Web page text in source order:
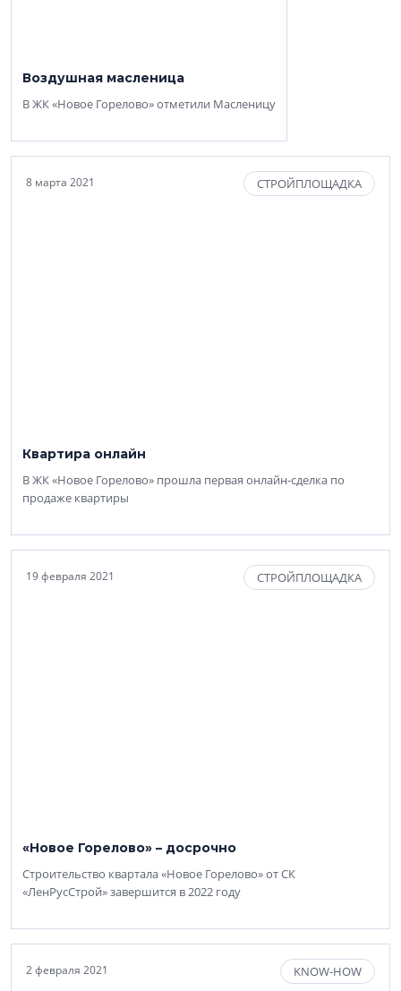
Воздушная масленица
В ЖК «Новое Горелово» отметили Масленицу
8 марта 2021 СТРОЙПЛОЩАДКА
Квартира онлайн
В ЖК «Новое Горелово» прошла первая онлайн-сделка по
продаже квартиры
19 февраля 2021 СТРОЙПЛОЩАДКА
«Новое Горелово» – досрочно
Строительство квартала «Новое Горелово» от СК
«ЛенРусСтрой» завершится в 2022 году
2 февраля 2021 KNOW-HOW